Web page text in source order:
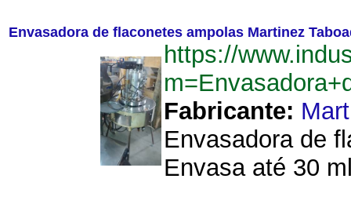
Envasadora de flaconetes ampolas Martinez
https://
Fabricante:
Envasadora de
Envasa até 30